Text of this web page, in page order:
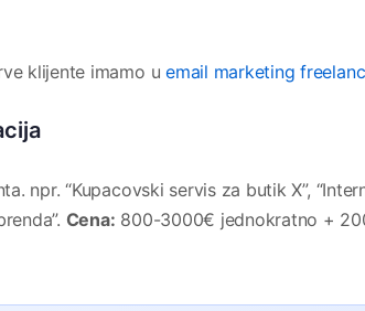
klijente imamo uemail marketing
npr. “Kupacovski servis za butik X”,
Cena: 800-3000€ jednokratno +